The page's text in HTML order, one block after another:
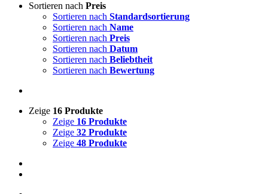
Sortieren nach Preis
Sortieren nach Standardsortierung
Sortieren nach Name
Sortieren nach Preis
Sortieren nach Datum
Sortieren nach Beliebtheit
Sortieren nach Bewertung
Zeige 16 Produkte
Zeige 16 Produkte
Zeige 32 Produkte
Zeige 48 Produkte